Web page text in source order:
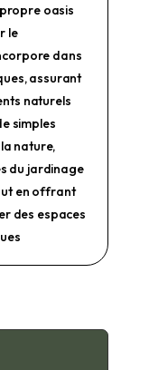
oasis
le
dans
assurant
naturels
simples
nature,
du jardinage
en offrant
des espaces